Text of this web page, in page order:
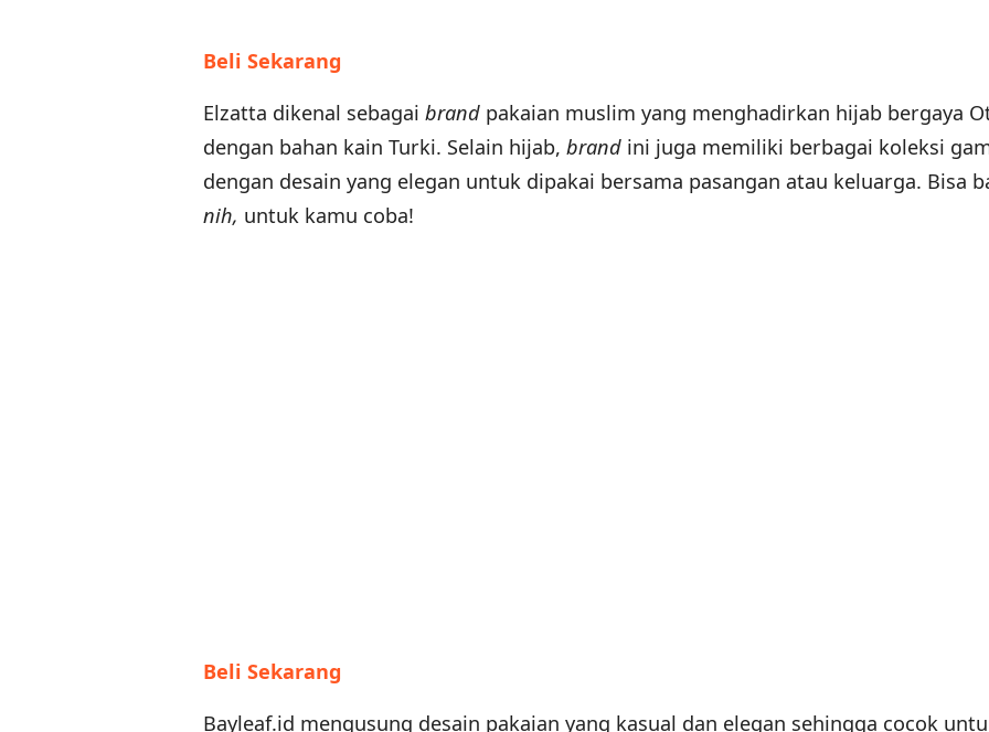
Beli Sekarang
Elzatta dikenal sebagai brand pakaian muslim yang menghadirkan hijab bergaya
dengan bahan kain Turki. Selain hijab, brand ini juga memiliki berbagai koleksi
dengan desain yang elegan untuk dipakai bersama pasangan atau keluarga. Bisa
nih, untuk kamu coba!
Beli Sekarang
Bayleaf.id mengusung desain pakaian yang kasual dan elegan sehingga cocok